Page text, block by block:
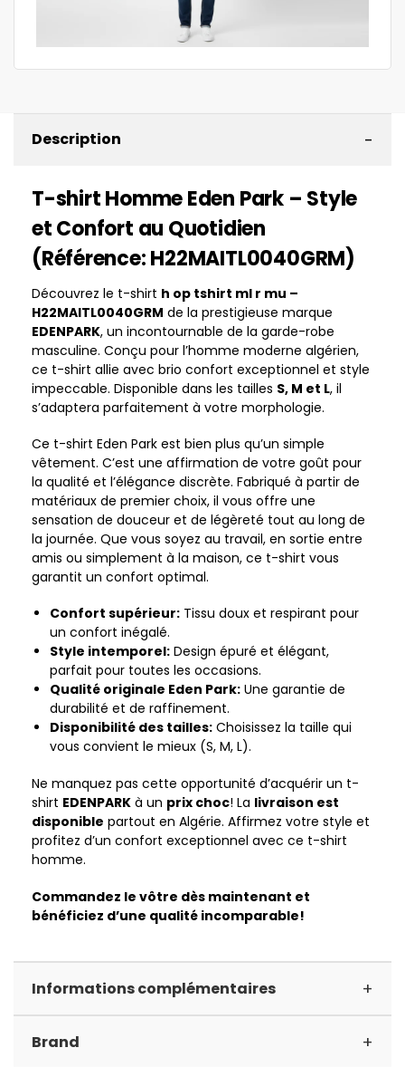
Description -
T-shirt Homme Eden Park – Style
et Confort au Quotidien
(Référence: H22MAITL0040GRM)
Découvrez le t-shirt h op tshirt ml r mu –
H22MAITL0040GRM de la prestigieuse marque
EDENPARK, un incontournable de la garde-robe
masculine. Conçu pour l’homme moderne algérien,
ce t-shirt allie avec brio confort exceptionnel et style
impeccable. Disponible dans les tailles S, M et L, il
s’adaptera parfaitement à votre morphologie.
Ce t-shirt Eden Park est bien plus qu’un simple
vêtement. C’est une affirmation de votre goût pour
la qualité et l’élégance discrète. Fabriqué à partir de
matériaux de premier choix, il vous offre une
sensation de douceur et de légèreté tout au long de
la journée. Que vous soyez au travail, en sortie entre
amis ou simplement à la maison, ce t-shirt vous
garantit un confort optimal.
Confort supérieur: Tissu doux et respirant pour
un confort inégalé.
Style intemporel: Design épuré et élégant,
parfait pour toutes les occasions.
Qualité originale Eden Park: Une garantie de
durabilité et de raffinement.
Disponibilité des tailles: Choisissez la taille qui
vous convient le mieux (S, M, L).
Ne manquez pas cette opportunité d’acquérir un t-
shirt EDENPARK à un prix choc! La livraison est
disponible partout en Algérie. Affirmez votre style et
profitez d’un confort exceptionnel avec ce t-shirt
homme.
Commandez le vôtre dès maintenant et
bénéficiez d’une qualité incomparable!
Informations complémentaires +
Brand +